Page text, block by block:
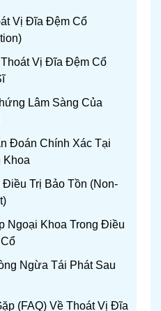
Vị Đĩa Đệm Cổ
Vị Đĩa Đệm Cổ
Lâm Sàng Của
Đoán Chính Xác Tại
Khoa
Trị Bảo Tồn (Non-
Ngoại Khoa Trong Điều
Ngừa Tái Phát Sau
(FAQ) Về Thoát Vị Đĩa